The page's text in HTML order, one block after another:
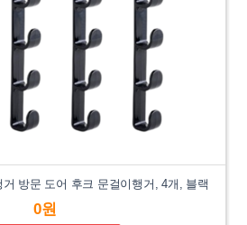
방문 도어 후크 문걸이행거, 4개, 블랙
0원